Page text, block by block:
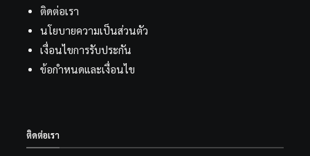
ติดต่อเรา
นโยบายความเป็นส่วนตัว
เงื่อนไขการรับประกัน
ข้อกำหนดและเงื่อนไข
ติดต่อเรา